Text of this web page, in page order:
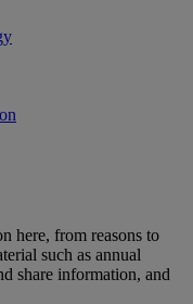
here, from reasons to
such as annual
share information, and